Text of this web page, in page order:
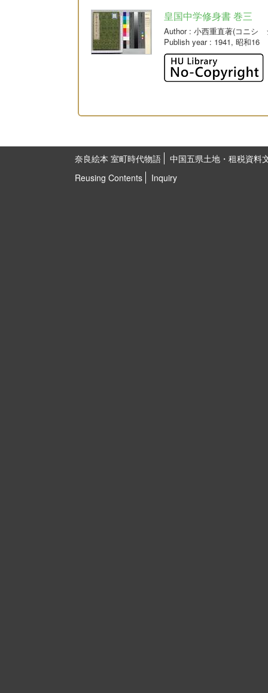
皇国中学修身書 巻三
Author: 小西重直著(コニシ
Publish year: 1941, 昭和16
奈良絵本 室町時代物語
中国五県土地・租税資料
Reusing Contents
Inquiry